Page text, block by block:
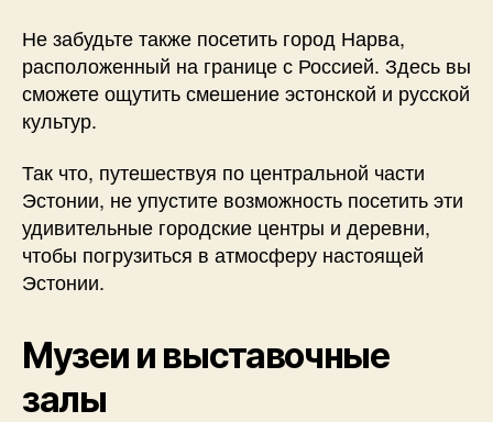
Не забудьте также посетить город Нарва,
расположенный на границе с Россией. Здесь вы
сможете ощутить смешение эстонской и русской
культур.
Так что, путешествуя по центральной части
Эстонии, не упустите возможность посетить эти
удивительные городские центры и деревни,
чтобы погрузиться в атмосферу настоящей
Эстонии.
Музеи и выставочные
залы